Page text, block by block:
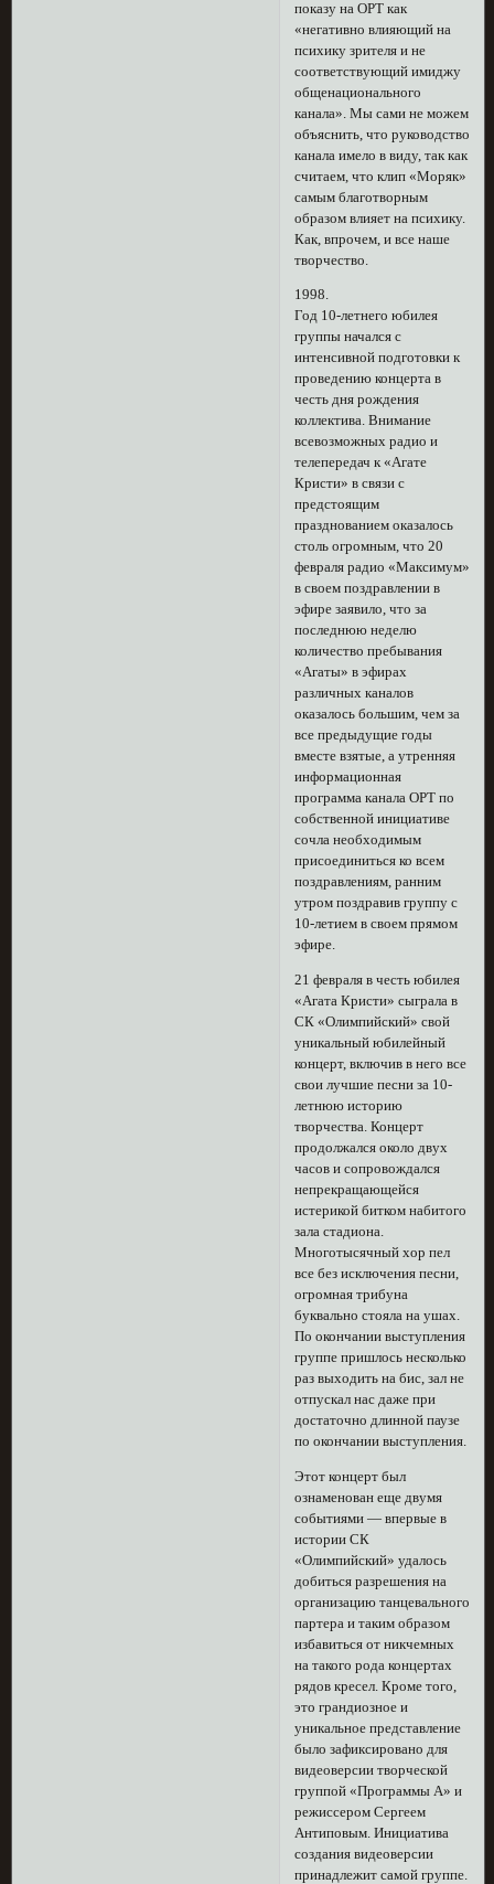
показу на ОРТ как
«негативно влияющий на
психику зрителя и не
соответствующий имиджу
общенационального
канала». Мы сами не можем
объяснить, что руководство
канала имело в виду, так как
считаем, что клип «Моряк»
самым благотворным
образом влияет на психику.
Как, впрочем, и все наше
творчество.
1998.
Год 10-летнего юбилея
группы начался с
интенсивной подготовки к
проведению концерта в
честь дня рождения
коллектива. Внимание
всевозможных радио и
телепередач к «Агате
Кристи» в связи с
предстоящим
празднованием оказалось
столь огромным, что 20
февраля радио «Максимум»
в своем поздравлении в
эфире заявило, что за
последнюю неделю
количество пребывания
«Агаты» в эфирах
различных каналов
оказалось большим, чем за
все предыдущие годы
вместе взятые, а утренняя
информационная
программа канала ОРТ по
собственной инициативе
сочла необходимым
присоединиться ко всем
поздравлениям, ранним
утром поздравив группу с
10-летием в своем прямом
эфире.
21 февраля в честь юбилея
«Агата Кристи» сыграла в
СК «Олимпийский» свой
уникальный юбилейный
концерт, включив в него все
свои лучшие песни за 10-
летнюю историю
творчества. Концерт
продолжался около двух
часов и сопровождался
непрекращающейся
истерикой битком набитого
зала стадиона.
Многотысячный хор пел
все без исключения песни,
огромная трибуна
буквально стояла на ушах.
По окончании выступления
группе пришлось несколько
раз выходить на бис, зал не
отпускал нас даже при
достаточно длинной паузе
по окончании выступления.
Этот концерт был
ознаменован еще двумя
событиями — впервые в
истории СК
«Олимпийский» удалось
добиться разрешения на
организацию танцевального
партера и таким образом
избавиться от никчемных
на такого рода концертах
рядов кресел. Кроме того,
это грандиозное и
уникальное представление
было зафиксировано для
видеоверсии творческой
группой «Программы А» и
режиссером Сергеем
Антиповым. Инициатива
создания видеоверсии
принадлежит самой группе.